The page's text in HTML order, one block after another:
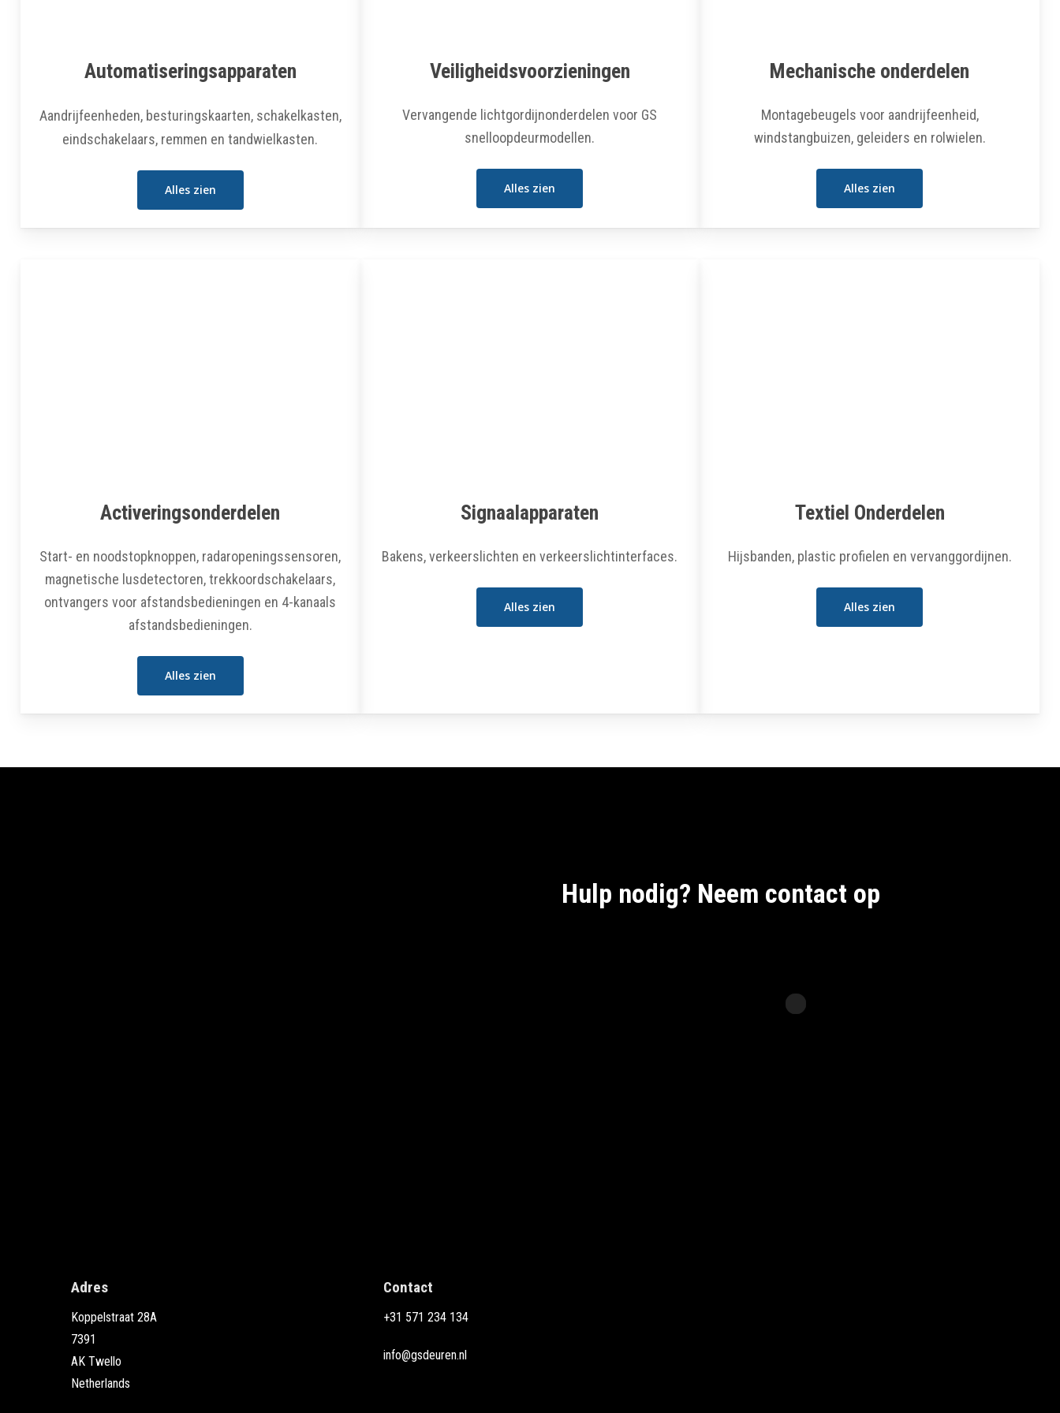
Automatiseringsapparaten
Aandrijfeenheden, besturingskaarten, schakelkasten,
eindschakelaars, remmen en tandwielkasten.
Alles zien
Veiligheidsvoorzieningen
Vervangende lichtgordijnonderdelen voor GS
snelloopdeurmodellen.
Alles zien
Mechanische onderdelen
Montagebeugels voor aandrijfeenheid,
windstangbuizen, geleiders en rolwielen.
Alles zien
Activeringsonderdelen
Start- en noodstopknoppen, radaropeningssensoren,
magnetische lusdetectoren, trekkoordschakelaars,
ontvangers voor afstandsbedieningen en 4-kanaals
afstandsbedieningen.
Alles zien
Signaalapparaten
Bakens, verkeerslichten en verkeerslichtinterfaces.
Alles zien
Textiel Onderdelen
Hijsbanden, plastic profielen en vervanggordijnen.
Alles zien
Hulp nodig? Neem contact op
Adres
Koppelstraat 28A
7391
AK Twello
Netherlands
Contact
+31 571 234 134
info@gsdeuren.nl